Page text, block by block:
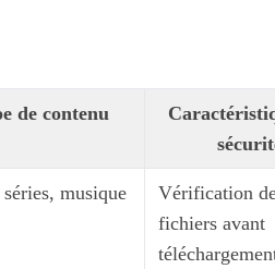
de contenu
musique
Vérification
fichiers avant